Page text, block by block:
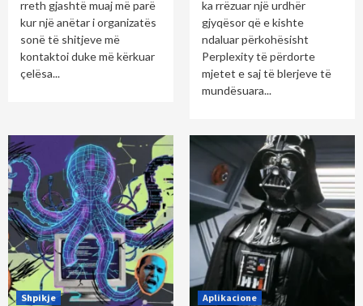
rreth gjashtë muaj më parë
kur një anëtar i organizatës
sonë të shitjeve më
kontaktoi duke më kërkuar
çelësa...
ka rrëzuar një urdhër
gjyqësor që e kishte
ndaluar përkohësisht
Perplexity të përdorte
mjetet e saj të blerjeve të
mundësuara...
Shpikje Aplikacione